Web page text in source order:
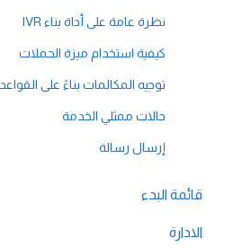
نظرة عامة على أداة بناء IVR
كيفية استخدام ميزة الحملات
توجيه المكالمات بناءً على القواعد
حالات ممثلي الخدمة
إرسال رسالة
قائمة البدء
الادارة